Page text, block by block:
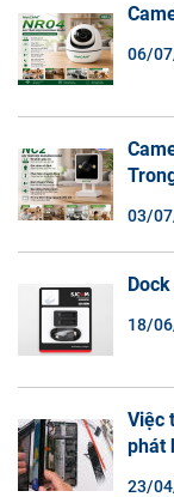
06/
03/
18/
Việc
phát
23/